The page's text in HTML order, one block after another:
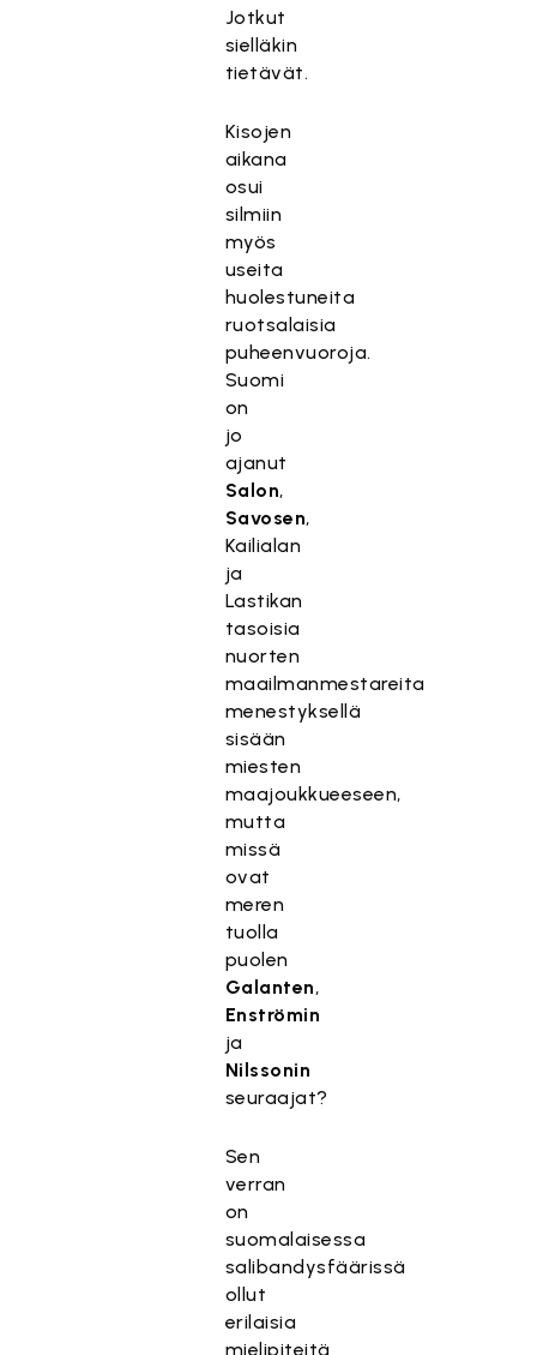
Jotkut
sielläkin
tietävät.
Kisojen
aikana
osui
silmiin
myös
useita
huolestuneita
ruotsalaisia
puheenvuoroja.
Suomi
on
jo
ajanut
Salon,
Savosen,
Kailialan
ja
Lastikan
tasoisia
nuorten
maailmanmestareita
menestyksellä
sisään
miesten
maajoukkueeseen,
mutta
missä
ovat
meren
tuolla
puolen
Galanten,
Enströmin
ja
Nilssonin
seuraajat?
Sen
verran
on
suomalaisessa
salibandysfäärissä
ollut
erilaisia
mielipiteitä